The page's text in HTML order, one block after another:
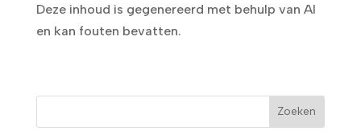
Deze inhoud is gegenereerd met behulp van AI
en kan fouten bevatten.